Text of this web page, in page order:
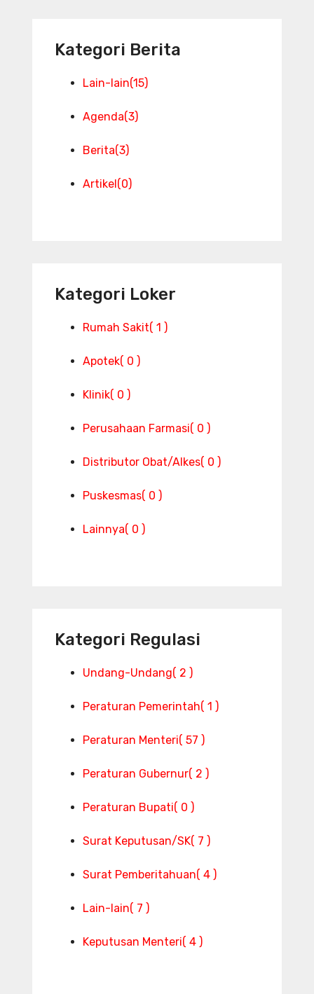
Kategori Berita
Lain-lain(15)
Agenda(3)
Berita(3)
Artikel(0)
Kategori Loker
Rumah Sakit( 1 )
Apotek( 0 )
Klinik( 0 )
Perusahaan Farmasi( 0 )
Distributor Obat/Alkes( 0 )
Puskesmas( 0 )
Lainnya( 0 )
Kategori Regulasi
Undang-Undang( 2 )
Peraturan Pemerintah( 1 )
Peraturan Menteri( 57 )
Peraturan Gubernur( 2 )
Peraturan Bupati( 0 )
Surat Keputusan/SK( 7 )
Surat Pemberitahuan( 4 )
Lain-lain( 7 )
Keputusan Menteri( 4 )